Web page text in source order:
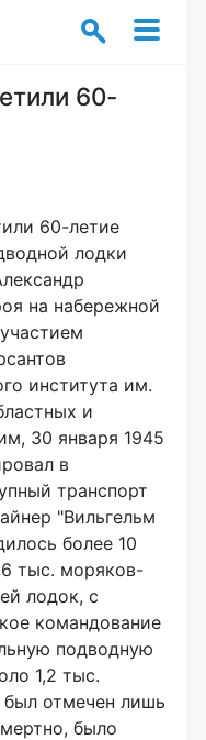
60-
60-летие
лодки
на набережной
института им.
и
30 января 1945
в
транспорт
"Вильгельм
более 10
тыс. моряков-
лодок, с
командование
подводную
1,2 тыс.
отмечен лишь
было